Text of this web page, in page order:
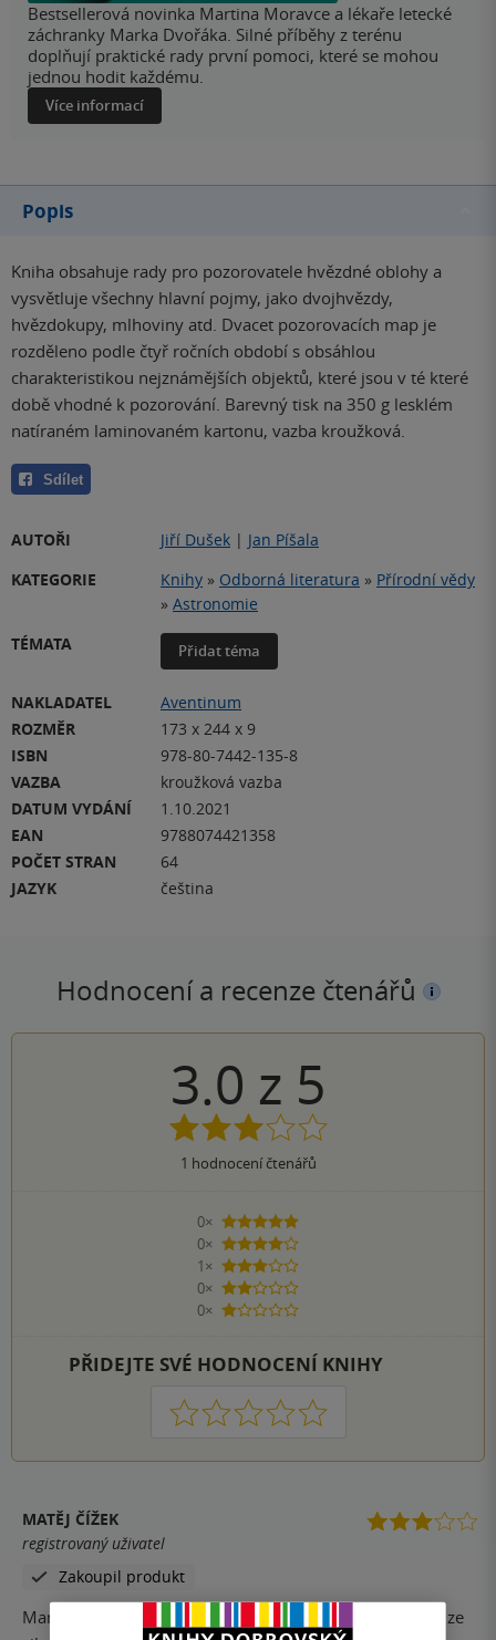
Bestsellerová novinka Martina Moravce a lékaře letecké
záchranky Marka Dvořáka. Silné příběhy z terénu
doplňují praktické rady první pomoci, které se mohou
jednou hodit každému.
Více informací
Popis
Kniha obsahuje rady pro pozorovatele hvězdné oblohy a
vysvětluje všechny hlavní pojmy, jako dvojhvězdy,
hvězdokupy, mlhoviny atd. Dvacet pozorovacích map je
rozděleno podle čtyř ročních období s obsáhlou
charakteristikou nejznámějších objektů, které jsou v té které
době vhodné k pozorování. Barevný tisk na 350 g lesklém
natíraném laminovaném kartonu, vazba kroužková.
Sdílet
AUTOŘI Jiří Dušek | Jan Píšala
KATEGORIE
Knihy » Odborná literatura » Přírodní vědy
» Astronomie
TÉMATA
Přidat téma
NAKLADATEL
Aventinum
ROZMĚR
173 x 244 x 9
ISBN
978-80-7442-135-8
VAZBA
kroužková vazba
DATUM VYDÁNÍ
1.10.2021
EAN
9788074421358
POČET STRAN
64
JAZYK
čeština
Hodnocení a recenze čtenářů
3.0 z 5
1 hodnocení čtenářů
0×
5 hvězdiček
0×
4 hvězdičky
1×
3 hvězdičky
0×
2 hvězdičky
0×
1 hvezdička
PŘIDEJTE SVÉ HODNOCENÍ KNIHY
1 2 3 4 5
MATĚJ ČÍŽEK
registrovaný uživatel
Zakoupil produkt
Mam z toho trošku rozporuplný pocity. Kniha je vázaná ze